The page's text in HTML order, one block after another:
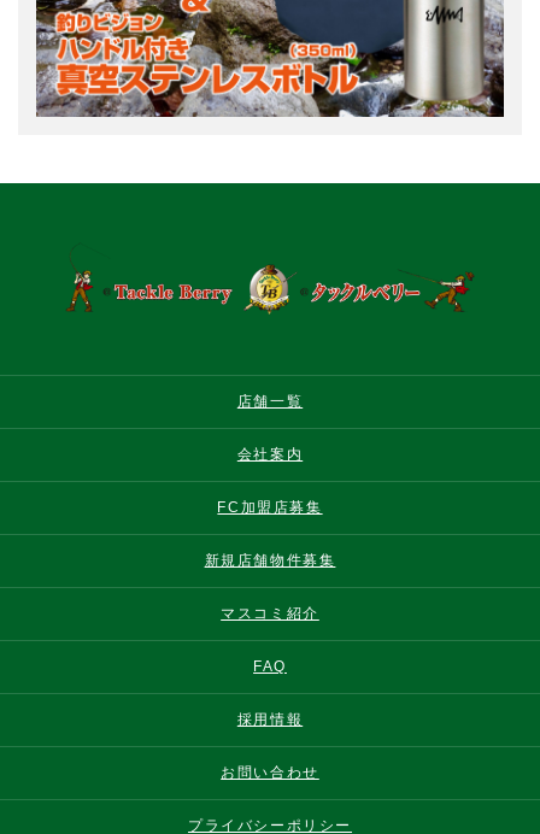
店舗一覧
会社案内
FC加盟店募集
新規店舗物件募集
マスコミ紹介
FAQ
採用情報
お問い合わせ
プライバシーポリシー